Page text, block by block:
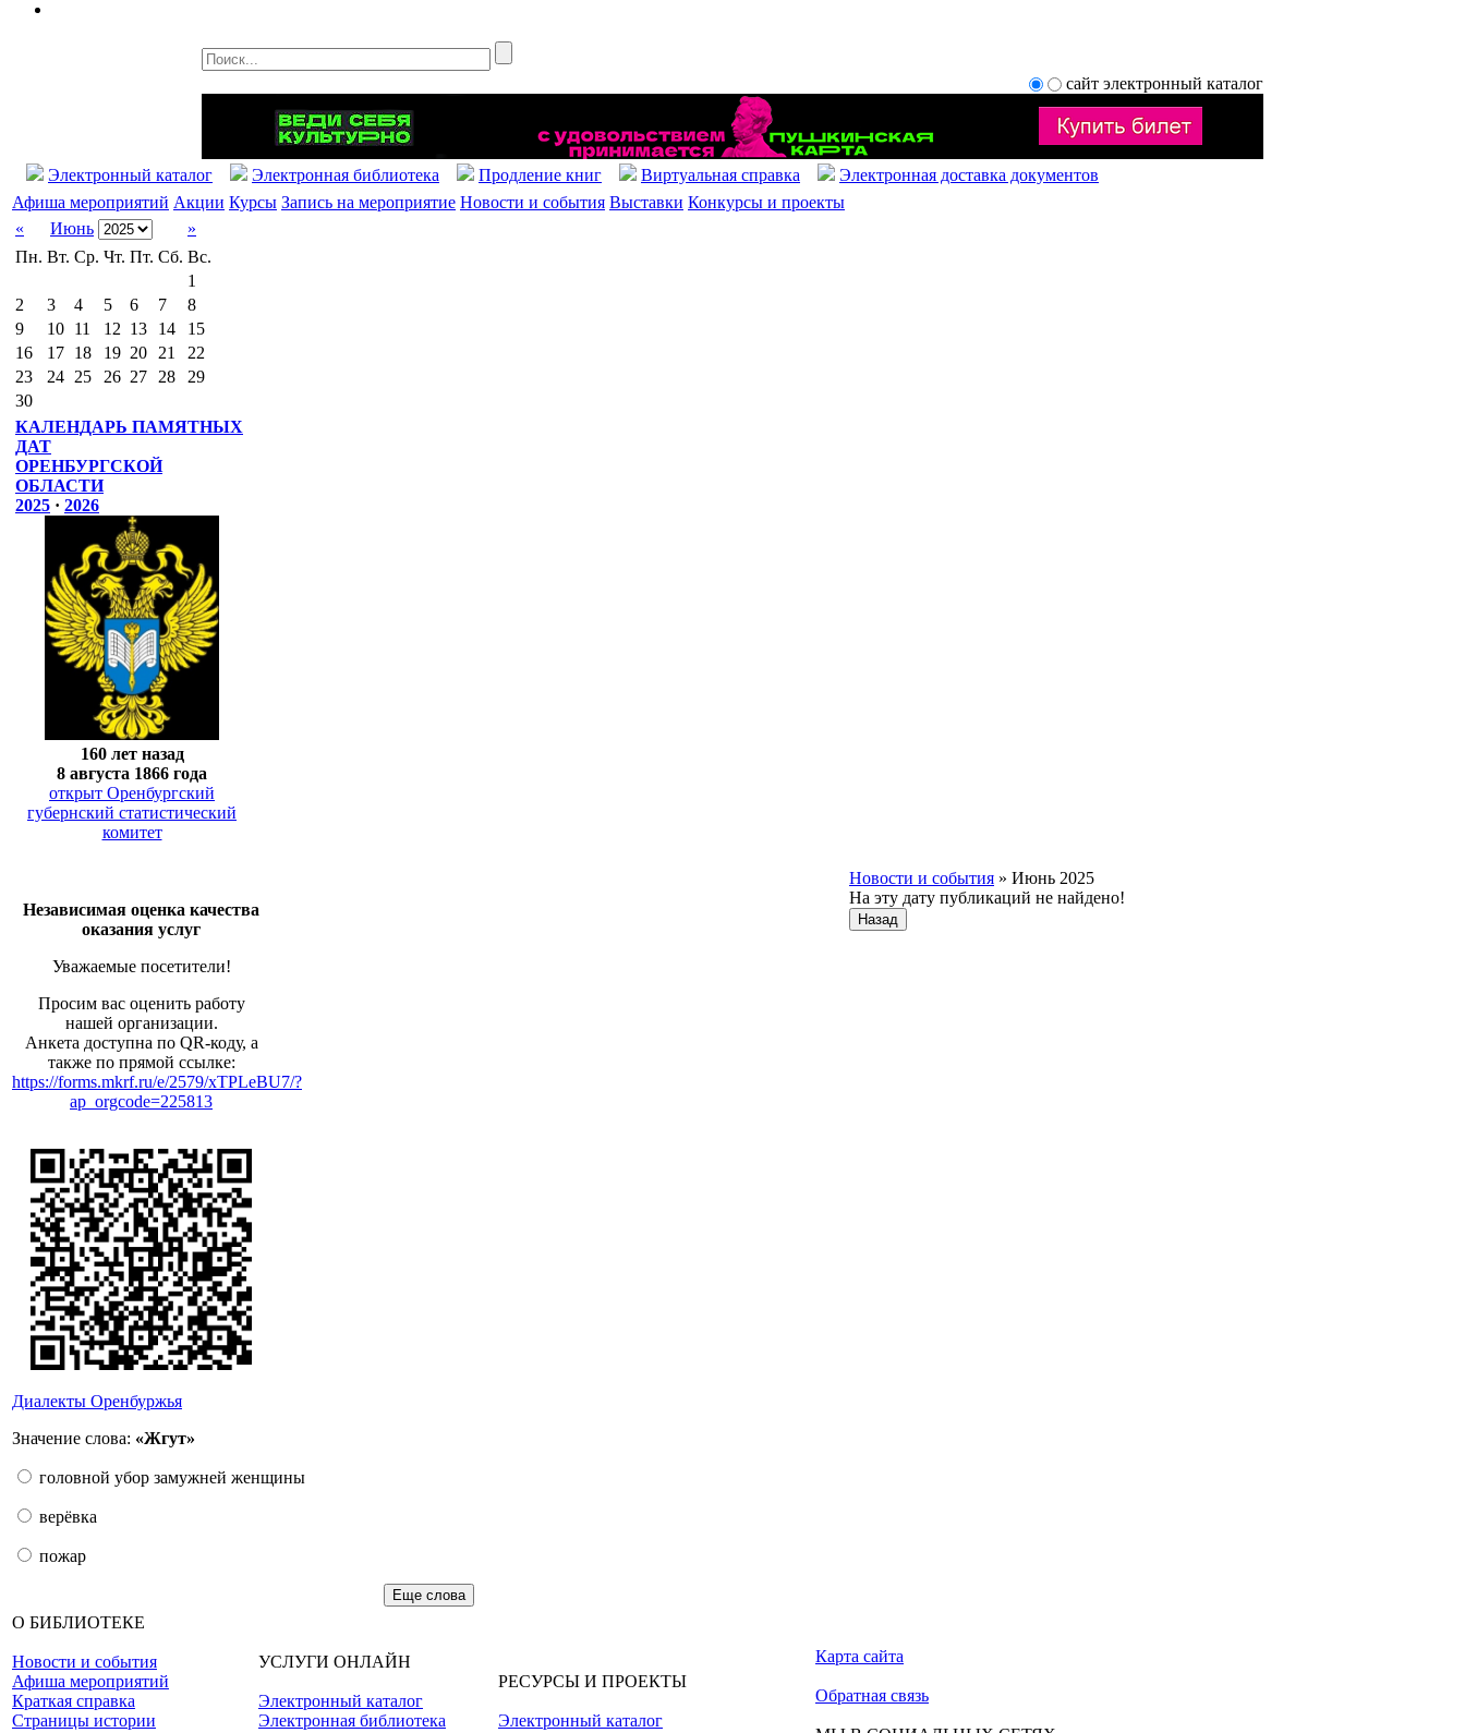
сайт электронный каталог
Электронный каталог Электронная библиотека Продление книг Виртуальная справка
Электронная доставка документов
Афиша мероприятий Акции Курсы Запись на мероприятие Новости и события Выставки Конкурсы и проекты
«
Июнь
»
Пн. Вт. Ср. Чт. Пт. Сб. Вс.
1
2
3 4 5 6 7
8
9
10 11 12 13 14
15
16
17 18 19 20 21
22
23
24 25 26 27 28
29
30
КАЛЕНДАРЬ ПАМЯТНЫХ
ДАТ
ОРЕНБУРГСКОЙ
ОБЛАСТИ
2025 · 2026
160 лет назад
8 августа 1866 года
открыт Оренбургский
губернский статистический
комитет
Независимая оценка качества
оказания услуг
Уважаемые посетители!
Просим вас оценить работу
нашей организации.
Анкета доступна по QR-коду, а
также по прямой ссылке:
https://forms.mkrf.ru/e/2579/xTPLeBU7/?
ap_orgcode=225813
Диалекты Оренбуржья
Значение слова: «Жгут»
головной убор замужней женщины
верёвка
пожар
Еще слова
Новости и события » Июнь 2025
На эту дату публикаций не найдено!
Назад
О БИБЛИОТЕКЕ
Новости и события
Афиша мероприятий
Краткая справка
Страницы истории
УСЛУГИ ОНЛАЙН
Электронный каталог
Электронная библиотека
РЕСУРСЫ И ПРОЕКТЫ
Электронный каталог
Карта сайта
Обратная связь